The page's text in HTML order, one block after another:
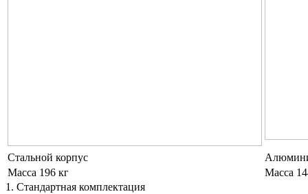
Стальной корпус
Масса 196 кг
Масса
1. Стандартная комплектация